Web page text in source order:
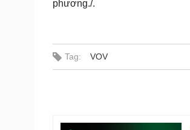
phương./.
Tag: VOV